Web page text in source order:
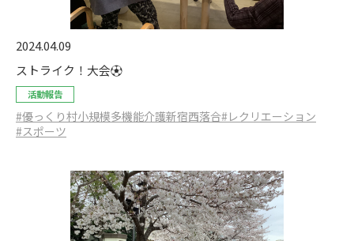
2024.04.09
ストライク！大会⚽️
活動報告
#優っくり村小規模多機能介護新宿西落合#レクリエーション
#スポーツ